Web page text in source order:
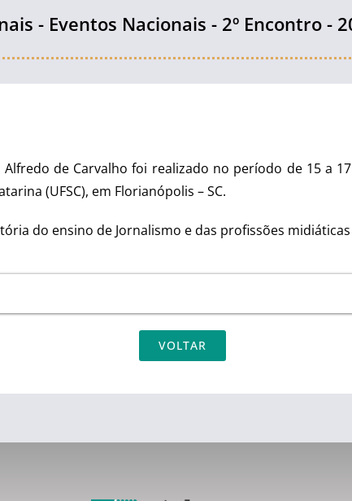
- Eventos Nacionais - 2º Encontro -
Alfredo de Carvalho foi realizado no período de 15 a
(UFSC), em Florianópolis – SC.
do ensino de Jornalismo e das profissões midiáticas
VOLTAR